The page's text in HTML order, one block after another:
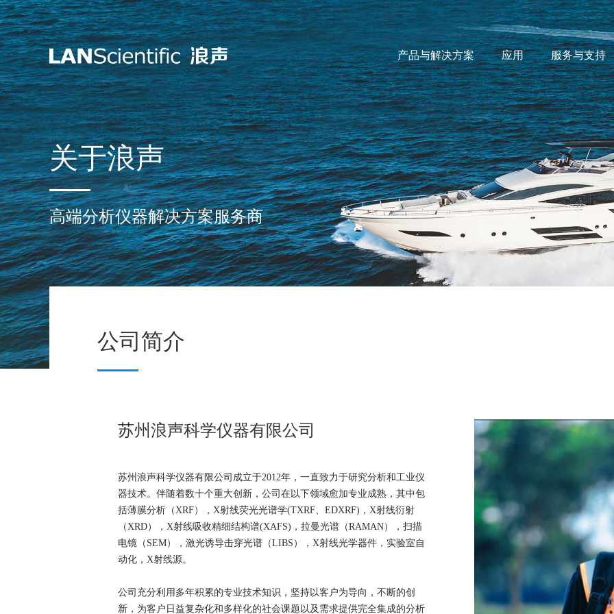
产品与解决方案 应用 服务与支持
关于浪声
高端分析仪器解决方案服务商
公司简介
苏州浪声科学仪器有限公司
苏州浪声科学仪器有限公司成立于2012年，一直致力于研究分析和工业仪
器技术。伴随着数十个重大创新，公司在以下领域愈加专业成熟，其中包
括薄膜分析（XRF），X射线荧光光谱学(TXRF、EDXRF)，X射线衍射
（XRD），X射线吸收精细结构谱(XAFS)，拉曼光谱（RAMAN），扫描
电镜（SEM）
， 激光诱导击穿光谱（LIBS），X射线光学器件，实验室自
动化，X射线源。
公司充分利用多年积累的专业技术知识，坚持以客户为导向，不断的创
新，为客户日益复杂化和多样化的社会课题以及需求提供完全集成的分析